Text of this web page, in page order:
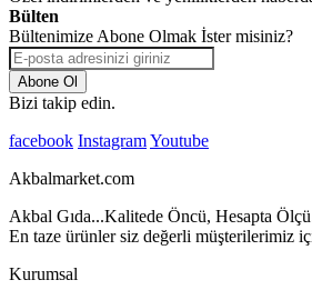
Bülten
Bültenimize Abone Olmak İster misiniz?
Abone Ol
Bizi takip edin.
facebook InstagramYoutube
Akbalmarket.com
Akbal Gıda...Kalitede Öncü, Hesapta
En taze ürünler siz değerli müşterilerimiz
Kurumsal